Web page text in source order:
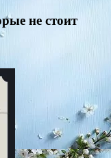
не стоит